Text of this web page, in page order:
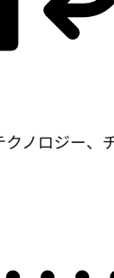
クノロジー、